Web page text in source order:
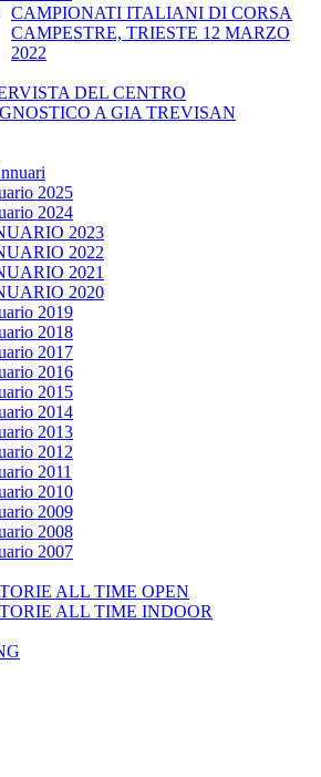
CAMPIONATI ITALIANI DI CORSA
CAMPESTRE, TRIESTE 12 MARZO
2022
DEL CENTRO
A GIA TREVISAN
2025
2024
2023
2022
2021
2020
2019
2018
2017
2016
2015
2014
2013
2012
2011
2010
2009
2008
2007
ALL TIME OPEN
ALL TIME INDOOR